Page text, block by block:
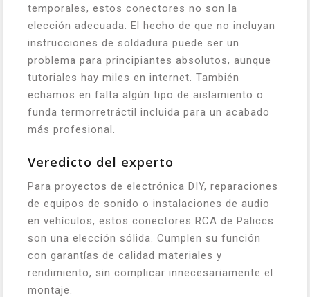
temporales, estos conectores no son la
elección adecuada. El hecho de que no incluyan
instrucciones de soldadura puede ser un
problema para principiantes absolutos, aunque
tutoriales hay miles en internet. También
echamos en falta algún tipo de aislamiento o
funda termorretráctil incluida para un acabado
más profesional.
Veredicto del experto
Para proyectos de electrónica DIY, reparaciones
de equipos de sonido o instalaciones de audio
en vehículos, estos conectores RCA de Paliccs
son una elección sólida. Cumplen su función
con garantías de calidad materiales y
rendimiento, sin complicar innecesariamente el
montaje.